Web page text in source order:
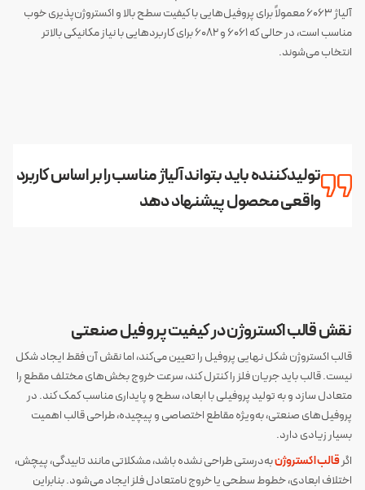
آلیاژ 6063 معمولاً برای پروفیل‌هایی با کیفیت سطح بالا و اکستروژن‌پذیری خوب
مناسب است، در حالی که 6061 و 6082 برای کاربردهایی با نیاز مکانیکی بالاتر
انتخاب می‌شوند.
تولیدکننده باید بتواند آلیاژ مناسب را بر اساس کاربرد
واقعی محصول پیشنهاد دهد
نقش قالب اکستروژن در کیفیت پروفیل صنعتی
قالب اکستروژن شکل نهایی پروفیل را تعیین می‌کند، اما نقش آن فقط ایجاد شکل
نیست. قالب باید جریان فلز را کنترل کند، سرعت خروج بخش‌های مختلف مقطع را
متعادل سازد و به تولید پروفیلی با ابعاد، سطح و پایداری مناسب کمک کند. در
پروفیل‌های صنعتی، به‌ویژه مقاطع اختصاصی و پیچیده، طراحی قالب اهمیت
بسیار زیادی دارد.
اگرقالب اکستروژنبه‌درستی طراحی نشده باشد، مشکلاتی مانند تابیدگی، پیچش،
اختلاف ابعادی، خطوط سطحی یا خروج نامتعادل فلز ایجاد می‌شود. بنابراین